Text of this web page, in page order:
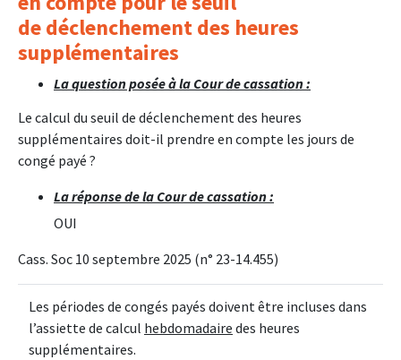
de déclenchement des heures
supplémentaires
La question posée à la Cour de cassation :
Le calcul du seuil de déclenchement des heures
supplémentaires doit-il prendre en compte les jours de
congé payé ?
La réponse de la Cour de cassation :
OUI
Cass. Soc 10 septembre 2025 (n° 23-14.455)
Les périodes de congés payés doivent être incluses dans
l’assiette de calcul hebdomadaire des heures
supplémentaires.